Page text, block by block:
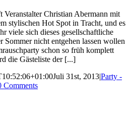
Veranstalter Christian Abermann mit
stylischen Hot Spot in Tracht, und es
viele sich dieses gesellschaftliche
nicht entgehen lassen wollen
schon so früh komplett
die Gästeliste der [...]
Juli 31st, 2013|Party -
Comments